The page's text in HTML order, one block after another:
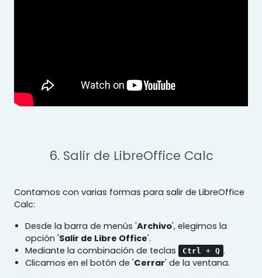
6. Salir de LibreOffice Calc
Contamos con varias formas para salir de LibreOffice
Calc:
Desde la barra de menús 'Archivo', elegimos la
opción 'Salir de Libre Office'.
Mediante la combinación de teclas
Ctrl + Q .
Clicamos en el botón de 'Cerrar' de la ventana.